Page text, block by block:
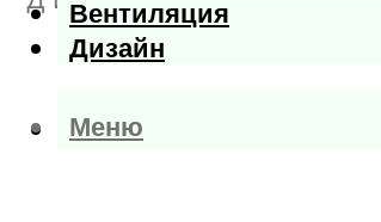
Вентиляция
Дизайн
Меню
Меню